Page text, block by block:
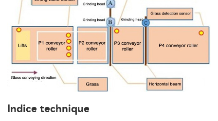
Indice technique